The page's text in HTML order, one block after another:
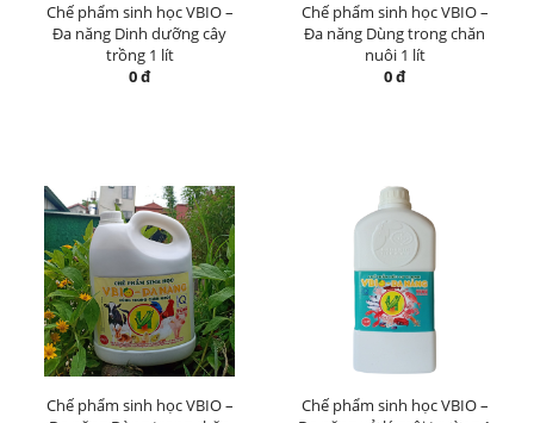
Chế phẩm sinh học VBIO –
Đa năng Dinh dưỡng cây
trồng 1 lít
0 đ
Chế phẩm sinh học VBIO –
Đa năng Dùng trong chăn
nuôi 1 lít
0 đ
Chế phẩm sinh học VBIO –
Chế phẩm sinh học VBIO –